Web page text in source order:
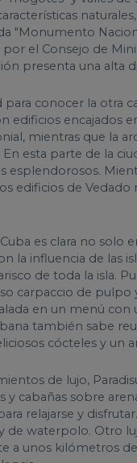
"Monumento
por el Consejo de
presenta una alta
para conocer la otra
edificios encajados
mientras que la
En esta parte de la
esplendorosos.
edificios de
es clara no solo
la influencia de las
de toda la isla.
carpaccio de
en un menú con
también sabe
cócteles y un
de lujo,
y cabañas sobre
relajarse y
de waterpolo. Otro
a unos kilómetros